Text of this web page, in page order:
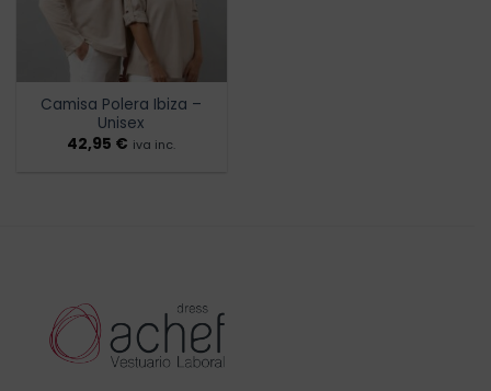
Camisa Polera Ibiza –
Unisex
42,95 € iva inc.